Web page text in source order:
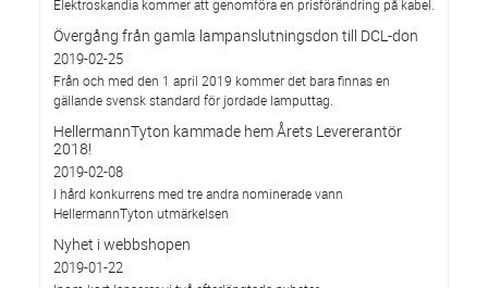
Elektroskandia kommer att genomföra en prisförändring på kabel.
Övergång från gamla lampanslutningsdon till DCL-don
2019-02-25
Från och med den 1 april 2019 kommer det bara finnas en
gällande svensk standard för jordade lamputtag.
HellermannTyton kammade hem Årets Levererantör
2018!
2019-02-08
I hård konkurrens med tre andra nominerade vann
HellermannTyton utmärkelsen
Nyhet i webbshopen
2019-01-22